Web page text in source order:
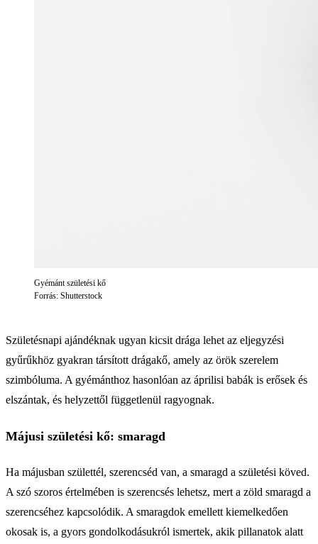
Gyémánt születési kő
Forrás: Shutterstock
Születésnapi ajándéknak ugyan kicsit drága lehet az eljegyzési
gyűrűkhöz gyakran társított drágakő, amely az örök szerelem
szimbóluma. A gyémánthoz hasonlóan az áprilisi babák is erősek és
elszántak, és helyzettől függetlenül ragyognak.
Májusi születési kő: smaragd
Ha májusban születtél, szerencséd van, a smaragd a születési köved.
A szó szoros értelmében is szerencsés lehetsz, mert a zöld smaragd a
szerencséhez kapcsolódik. A smaragdok emellett kiemelkedően
okosak is, a gyors gondolkodásukról ismertek, akik pillanatok alatt